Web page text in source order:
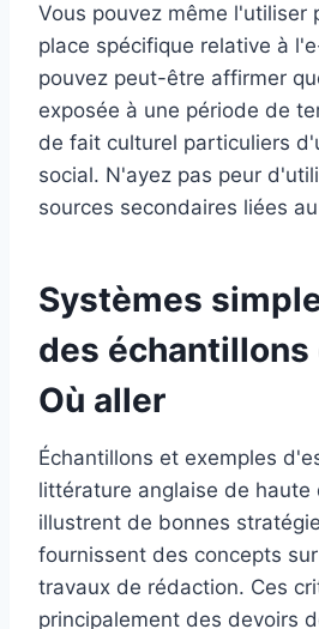
Vous pouvez même l'utiliser
place spécifique relative à
pouvez peut-être affirmer
exposée à une période de
de fait culturel particuliers
social. N'ayez pas peur
sources secondaires liées
Systèmes
des échantillons
Où aller
Échantillons et exemples
littérature anglaise de haute
illustrent de bonnes
fournissent des concepts
travaux de rédaction. Ces
principalement des devoirs